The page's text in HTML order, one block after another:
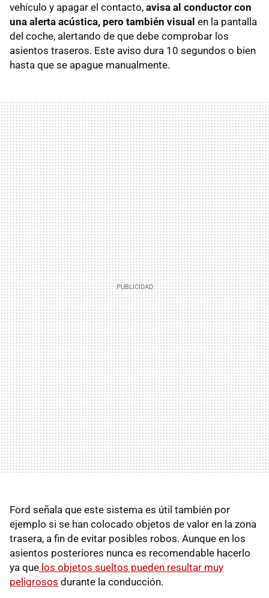
vehículo y apagar el contacto, avisa al conductor con
una alerta acústica, pero también visual en la pantalla
del coche, alertando de que debe comprobar los
asientos traseros. Este aviso dura 10 segundos o bien
hasta que se apague manualmente.
Ford señala que este sistema es útil también por
ejemplo si se han colocado objetos de valor en la zona
trasera, a fin de evitar posibles robos. Aunque en los
asientos posteriores nunca es recomendable hacerlo
ya que los objetos sueltos pueden resultar muy
peligrosos durante la conducción.